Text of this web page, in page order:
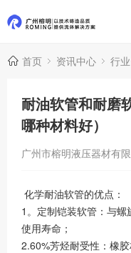
首页 资讯中心 行
耐油软管和耐磨
哪种材料好）
广州市榕明液压器材有
化学耐油软管的优点：
1。定制铠装软管：与
使用寿命；
2.60%芳烃耐受性：橡